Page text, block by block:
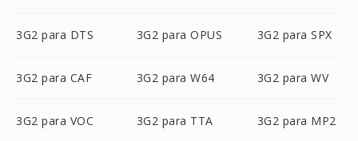
3G2 para DTS 3G2 para OPUS 3G2 para SPX
3G2 para CAF 3G2 para W64 3G2 para WV
3G2 para VOC 3G2 para TTA 3G2 para MP2